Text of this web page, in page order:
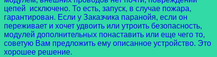
цепей исключено. То есть, запуск, в случае пожара,
гарантирован. Если у Заказчика паранойя, если он
переживает и хочет удвоить или утроить безопасность,
модулей дополнительных понаставить или еще чего то,
советую Вам предложить ему описанное устройство. Это
хорошее решение.